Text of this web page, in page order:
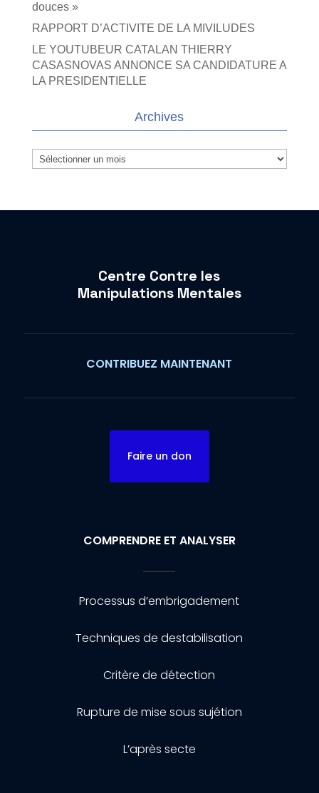
douces »
RAPPORT D’ACTIVITE DE LA MIVILUDES
LE YOUTUBEUR CATALAN THIERRY
CASASNOVAS ANNONCE SA CANDIDATURE A
LA PRESIDENTIELLE
Archives
Archives
Centre Contre les
Manipulations Mentales
CONTRIBUEZ MAINTENANT
Faire un don
COMPRENDRE ET ANALYSER
Processus d’embrigadement
Techniques de destabilisation
Critère de détection
Rupture de mise sous sujétion
L’après secte